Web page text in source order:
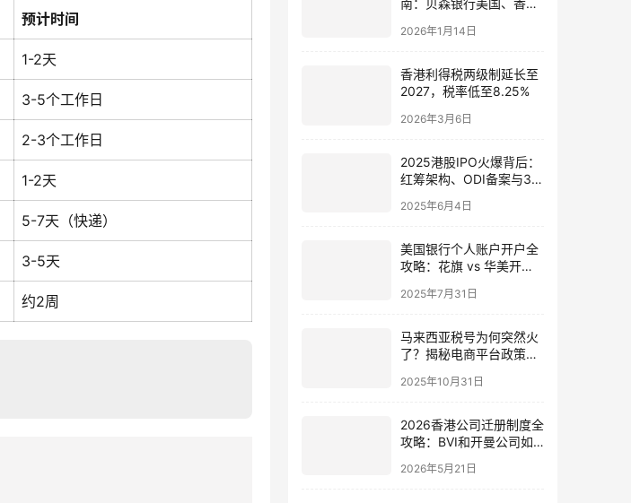
预计时间
1-2天
3-5个工作日
2-3个工作日
1-2天
5-7天（快递）
3-5天
约2周
南：贝森银行美国、香
中国投资者机遇
2026年1月14日
香港利得税两级制延长至
2027，税率低至8.25%
2026年3月6日
2025港股IPO火爆背后：
红筹架构、ODI备案与37
2025年6月4日
美国银行个人账户开户全
攻略：花旗 vs 华美开户
解
2025年7月31日
马来西亚税号为何突然火
了？揭秘电商平台政策与
2025年10月31日
2026香港公司迁册制度全
攻略：BVI和开曼公司如
务优势与申请流程详解
2026年5月21日